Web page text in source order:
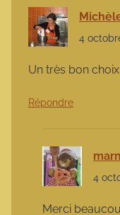
4
Un très bon
Répondre
4
Merci